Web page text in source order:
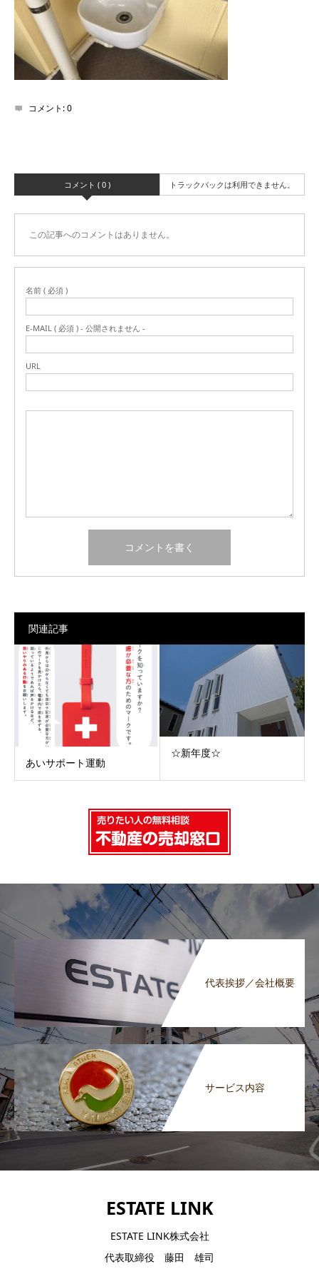
コメント:0
コメント ( 0 ) トラックバックは利用できません。
この記事へのコメントはありません。
名前 ( 必須 )
E-MAIL ( 必須 ) - 公開されません -
URL
関連記事
あいサポート運動
☆新年度☆
代表挨拶／会社概要
サービス内容
ESTATE LINK
ESTATE LINK株式会社
代表取締役 藤田 雄司